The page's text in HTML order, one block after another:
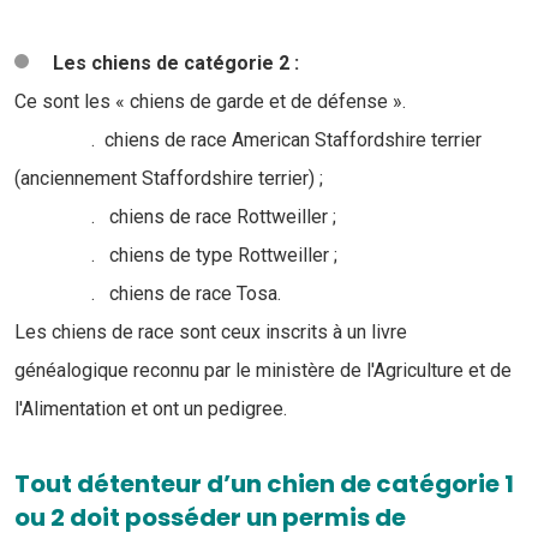
Les chiens de catégorie 2 :
Ce sont les « chiens de garde et de défense ».
. chiens de race American Staffordshire terrier
(anciennement Staffordshire terrier) ;
. chiens de race Rottweiller ;
. chiens de type Rottweiller ;
. chiens de race Tosa.
Les chiens de race sont ceux inscrits à un livre
généalogique reconnu par le ministère de l'Agriculture et de
l'Alimentation et ont un pedigree.
Tout détenteur d’un chien de catégorie 1
ou 2 doit posséder un permis de